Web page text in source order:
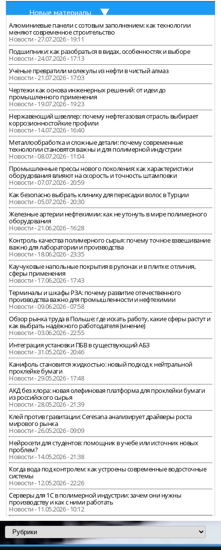
Новые материалы
Алюминиевые панели с сотовым заполнением: как технологии
меняют современное строительство
Новости - 27.07.2026 - 19:11
Подшипники: как разобраться в видах, особенностях и выборе
Новости - 24.07.2026 - 17:13
Учёные превратили молекулы из нефти в чистый алмаз
Новости - 21.07.2026 - 17:03
Чертежи как основа инженерных решений: от идеи до
промышленного применения
Новости - 19.07.2026 - 19:23
Нержавеющий швеллер: почему нефтегазовая отрасль выбирает
коррозионностойкие профили
Новости - 14.07.2026 - 16:40
Металлообработка и сложные детали: почему современные
технологии становятся важны и для полимерной индустрии
Новости - 08.07.2026 - 11:04
Промышленные прессы нового поколения: как характеристики
оборудования влияют на скорость и точность штамповки
Новости - 07.07.2026 - 20:59
Как безопасно выбрать клинику для пересадки волос в Турции
Новости - 05.07.2026 - 20:30
Железные артерии нефтехимии: как не утонуть в мире полимерного
оборудования
Новости - 21.06.2026 - 16:28
Контроль качества полимерного сырья: почему точное взвешивание
важно для лаборатории и производства
Новости - 18.06.2026 - 23:35
Каучуковые напольные покрытия в рулонах и в плитке: отличия,
сферы применения
Новости - 17.06.2026 - 17:43
Терминалы и шкафы РЗА: почему развитие отечественного
производства важно для промышленности и нефтехимии
Новости - 09.06.2026 - 07:58
Обзор рынка труда в Польше: где искать работу, какие сферы растут и
как выбрать надёжного работодателя (мнение)
Новости - 03.06.2026 - 22:55
Интеграция установки ПБВ в существующий АБЗ
Новости - 31.05.2026 - 20:46
Канифоль становится жидкостью: новый подход к нейтральной
проклейке бумаги
Новости - 29.05.2026 - 17:48
АКД без хлора: новая олефиновая платформа для проклейки бумаги
из российского сырья
Новости - 28.05.2026 - 21:39
Клей против гравитации: Ceresana анализирует драйверы роста
мирового рынка
Новости - 26.05.2026 - 09:09
Нейросети для студентов: помощник в учебе или источник новых
проблем?
Новости - 14.05.2026 - 21:38
Когда вода под контролем: как устроены современные водосточные
системы
Новости - 12.05.2026 - 22:26
Серверы для 1С в полимерной индустрии: зачем они нужны
производству и как с ними работать
Новости - 11.05.2026 - 10:12